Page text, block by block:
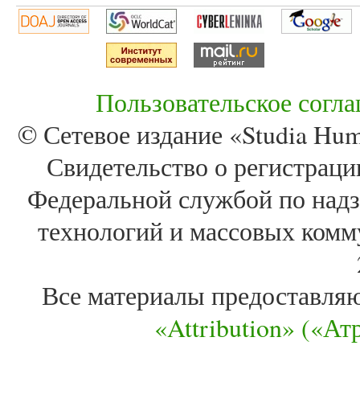
Пользовательское
© Сетевое издание «Studia
Свидетельство о
Федеральной службой по
технологий и массовых
Все материалы
«Attribution»